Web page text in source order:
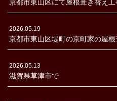
京都市東山区にて屋根葺き替え
2026.05.19
京都市東山区堤町の京町家の屋
2026.05.13
滋賀県草津市で